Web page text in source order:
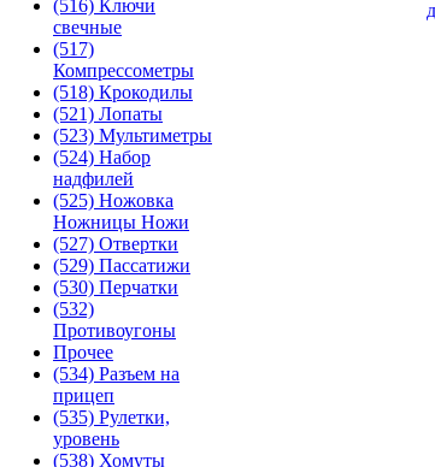
(516) Ключи
свечные
(517)
Компрессометры
(518) Крокодилы
(521) Лопаты
(523) Мультиметры
(524) Набор
надфилей
(525) Ножовка
Ножницы Ножи
(527) Отвертки
(529) Пассатижи
(530) Перчатки
(532)
Противоугоны
Прочее
(534) Разъем на
прицеп
(535) Рулетки,
уровень
(538) Хомуты